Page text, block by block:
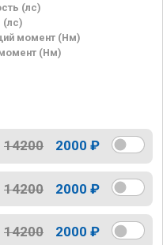
(лс)
(лс)
момент (Нм)
(Нм)
14200 2000 ₽
14200 2000 ₽
14200 2000 ₽